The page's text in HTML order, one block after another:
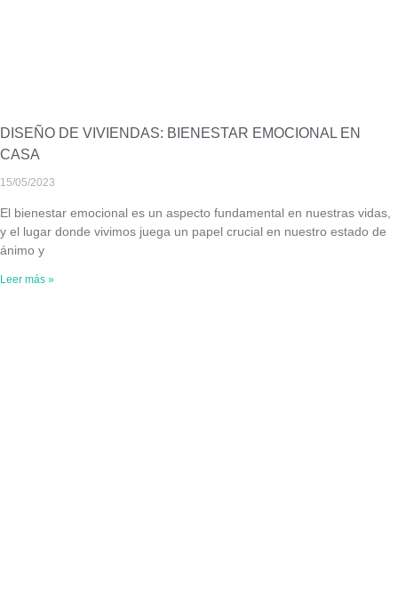
DISEÑO DE VIVIENDAS: BIENESTAR EMOCIONAL EN
CASA
15/05/2023
El bienestar emocional es un aspecto fundamental en nuestras vidas,
y el lugar donde vivimos juega un papel crucial en nuestro estado de
ánimo y
Leer más »